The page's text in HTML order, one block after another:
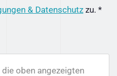
& Datenschutzzu. *
oben angezeigten